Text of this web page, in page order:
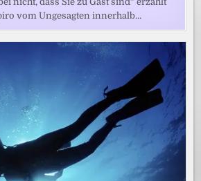
vom Ungesagten innerhalb…